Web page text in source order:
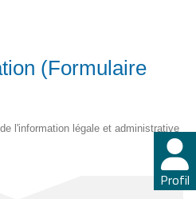
Profil
(Formulaire
l'information légale et administrative